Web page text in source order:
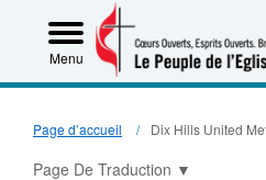
Menu
Page d’accueil Dix Hills United
Page De Traduction ▼